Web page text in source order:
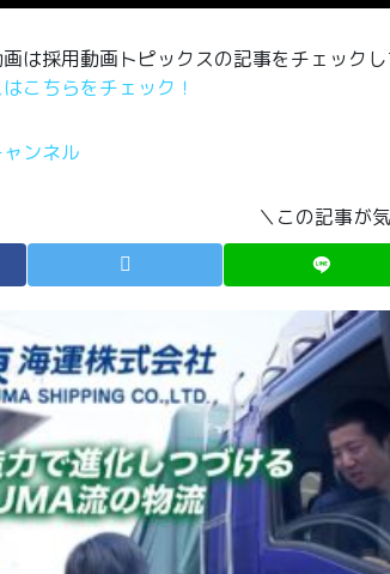
は採用動画トピックスの記事をチェックし
こちらをチェック！
ンネル
＼この記事が